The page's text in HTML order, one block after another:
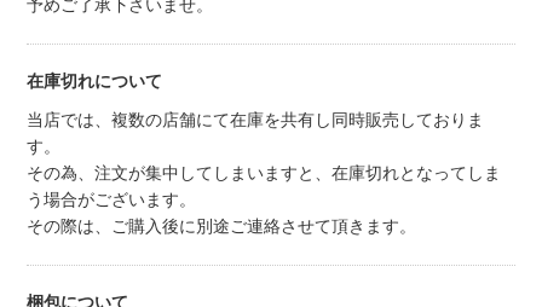
予めご了承下さいませ。
在庫切れについて
当店では、複数の店舗にて在庫を共有し同時販売しておりま
す。
その為、注文が集中してしまいますと、在庫切れとなってしま
う場合がございます。
その際は、ご購入後に別途ご連絡させて頂きます。
梱包について